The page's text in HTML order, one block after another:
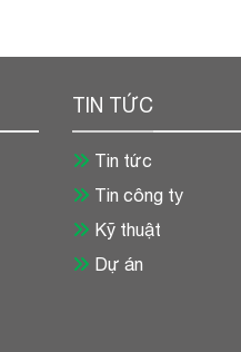
TIN TỨC
Tin tức
Tin công ty
Kỹ thuật
Dự án